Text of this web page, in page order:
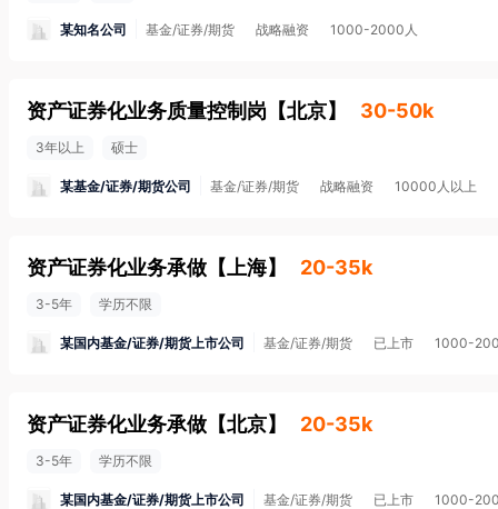
某知名公司 基金/证券/期货 战略融资 1000-2000人
资产证券化业务质量控制岗 【北京】 30-50k
3年以上 硕士
某基金/证券/期货公司 基金/证券/期货 战略融资 10000人以上
资产证券化业务承做 【 上海】 20-35k
3-5年 学历不限
某国内基金/证券/期货上市公司 基金/证券/期货 已上市 1000-
资产证券化业务承做 【北京】 20-35k
3-5年 学历不限
某国内基金/证券/期货上市公司 基金/证券/期货 已上市 1000-